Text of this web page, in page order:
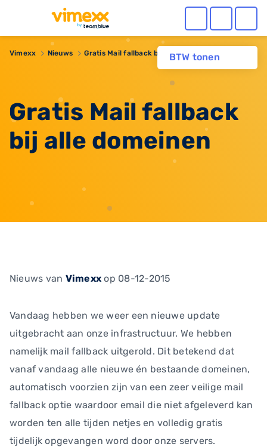
BTW tonen
Vimexx Nieuws Gratis Mail fallback bij alle domeinen
Gratis Mail fallback
bij alle domeinen
Nieuws van Vimexx op 08-12-2015
Vandaag hebben we weer een nieuwe update
uitgebracht aan onze infrastructuur. We hebben
namelijk mail fallback uitgerold. Dit betekend dat
vanaf vandaag alle nieuwe én bestaande domeinen,
automatisch voorzien zijn van een zeer veilige mail
fallback optie waardoor email die niet afgeleverd kan
worden ten alle tijden netjes en volledig gratis
tijdelijk opgevangen word door onze servers.